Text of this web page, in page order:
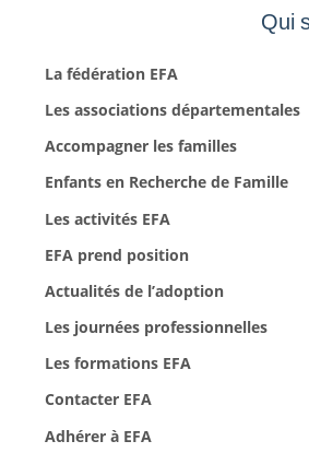
Qui
La fédération EFA
Les associations départementales
Accompagner les familles
Enfants en Recherche de Famille
Les activités EFA
EFA prend position
Actualités de l’adoption
Les journées professionnelles
Les formations EFA
Contacter EFA
Adhérer à EFA